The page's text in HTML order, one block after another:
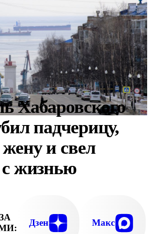
Хабаровского
падчерицу,
и свел
жизнью
Дзен Макс